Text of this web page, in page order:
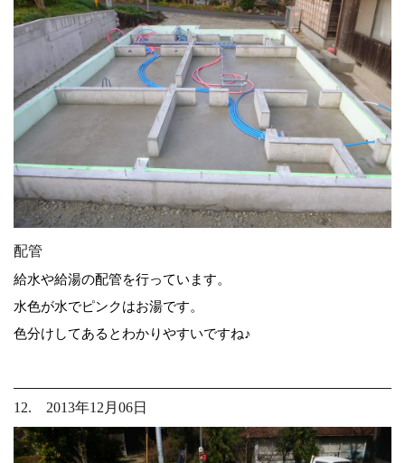
配管
給水や給湯の配管を行っています。
水色が水でピンクはお湯です。
色分けしてあるとわかりやすいですね♪
12. 2013年12月06日